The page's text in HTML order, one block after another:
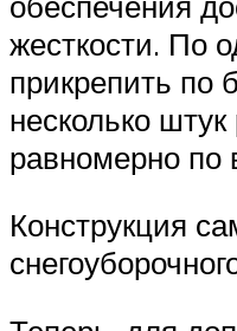
жесткости. По
прикрепить по
несколько
равномерно по
Конструкция